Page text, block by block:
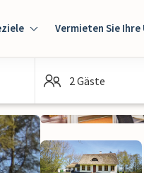
Vermieten Sie
2 Gäste